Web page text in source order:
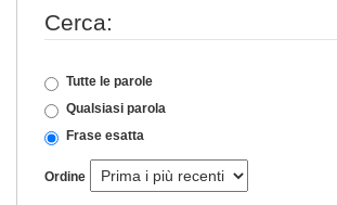
Cerca:
Tutte le parole
Qualsiasi parola
Frase esatta
Ordine